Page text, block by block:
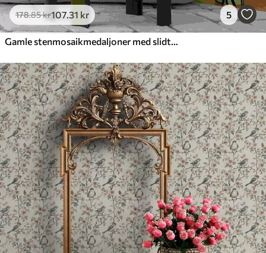
178.85kr107.31 kr 5
Gamle stenmosaikmedaljoner med slidte detaljer